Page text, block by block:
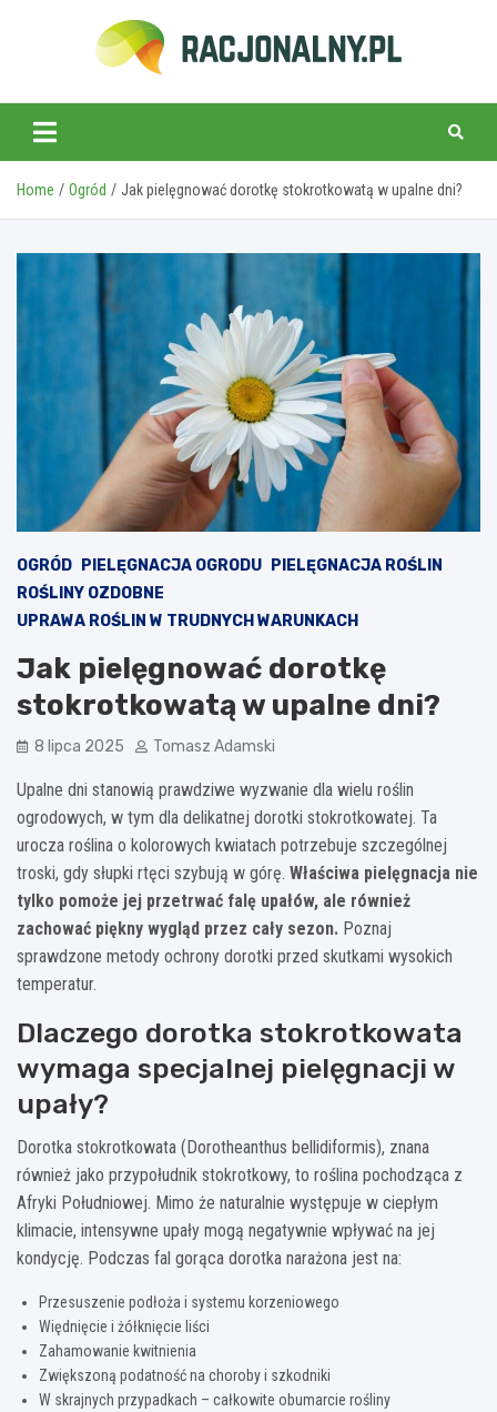
racjonalny.pl
Home Ogród Jak pielęgnować dorotkę stokrotkowatą w upalne dni?
OGRÓD PIELĘGNACJA OGRODU
PIELĘGNACJA ROŚLIN
ROŚLINY OZDOBNE
UPRAWA ROŚLIN W TRUDNYCH WARUNKACH
Jak pielęgnować dorotkę
stokrotkowatą w upalne dni?
8 lipca 2025 Tomasz Adamski
Upalne dni stanowią prawdziwe wyzwanie dla wielu roślin
ogrodowych, w tym dla delikatnej dorotki stokrotkowatej. Ta
urocza roślina o kolorowych kwiatach potrzebuje szczególnej
troski, gdy słupki rtęci szybują w górę. Właściwa pielęgnacja nie
tylko pomoże jej przetrwać falę upałów, ale również
zachować piękny wygląd przez cały sezon. Poznaj
sprawdzone metody ochrony dorotki przed skutkami wysokich
temperatur.
Dlaczego dorotka stokrotkowata
wymaga specjalnej pielęgnacji w
upały?
Dorotka stokrotkowata (Dorotheanthus bellidiformis), znana
również jako przypołudnik stokrotkowy, to roślina pochodząca z
Afryki Południowej. Mimo że naturalnie występuje w ciepłym
klimacie, intensywne upały mogą negatywnie wpływać na jej
kondycję. Podczas fal gorąca dorotka narażona jest na:
Przesuszenie podłoża i systemu korzeniowego
Więdnięcie i żółknięcie liści
Zahamowanie kwitnienia
Zwiększoną podatność na choroby i szkodniki
W skrajnych przypadkach – całkowite obumarcie rośliny